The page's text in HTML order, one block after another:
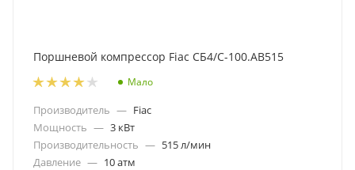
Поршневой компрессор Fiac СБ4/С-100.AB515
Мало
Производитель — Fiac
Мощность — 3 кВт
Производительность — 515 л/мин
Давление — 10 атм